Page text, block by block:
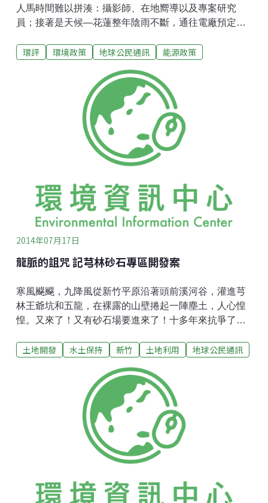
人馬時間難以拼湊：攝影師、在地嚮導以及專案研究
員；接著是天候—花蓮整年陰雨不斷，通往電廠預定地
終於在2013年底萬事俱備，我們動身探訪神秘的萬里
榮林道崎嶇上山。剛開始尚有柏油鋪設，數公里後就全
是狹窄的碎石路。作為深山中唯一聯外道路，萬榮林道
與險峻的山坡維持著相當脆弱的平衡。未來為了承載興
建水壩的大型機具，林道將拓寬成規模更大的施工便
道。車上夥伴們不免談起周遭萬榮部落族人擔憂，破碎
地質即將面臨的大幅工程擾動。抵達林道18K處後開始
步行。陡下的之字路讓所有人專注以對，而在低頭掙扎
於溼滑路徑的片刻，不時行經山羌、水鹿等動物的排
遺，伴隨著耳邊豐富的鳥鳴蟲聲。連續陡降六小時後，
夥伴們癱軟顫抖的小腿下，萬里溪床終於抵達，兩位嚮
導以樹枝搭起帆布野營。萬里溪中泅泳
環評 環境政策 地球公民通訊 能源政策
2014年07月17日
龍脈的詛咒 記芎林砂石專區開發案
寒風飋飋，九降風從新竹平原沿著頭前溪河谷，灌進芎
林王爺坑和五龍，在裸露的山壁捲起一陣塵土，人心惶
惶。又來了！又有砂石場要進來了！十多年來抗爭了無
抗的是民間財團或黑道，而這次要對抗的竟然是政府。
是傳統的客家山村，相傳地名是因有山脈五條，形勢秀
麗，乃風水中的龍脈，故稱五龍。五條龍脈從東南到西
北迤邐而去，連接王爺坑山，翻過去便是王爺坑聚落
（今永興村）。龍脈，像是鎮守地方的大神，許多傳說
由此而生，卻也像是懷璧其罪的詛咒，因為龍脈底下是
兩億立方公尺的砂石，對政商來說，那是黃澄澄的金
子。最需要砂石的是公共工程和營建業，因台灣砂石的
源不足為由，政策轉向為陸上砂石開採，97年修訂土石
土地開發 水土保持 新竹 土地利用 地球公民通訊